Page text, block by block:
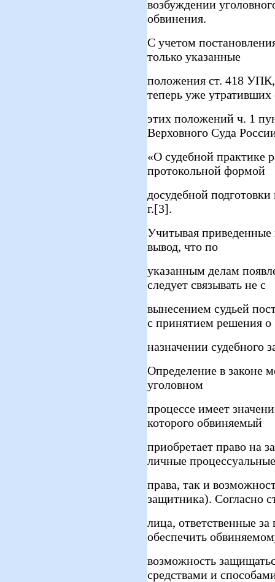
возбуждении
обвинения.
С учетом
только указанные
положения ст. 418
теперь уже утративших
этих положений ч. 1
Верховного Суда
«О судебной практике
протокольной формой
досудебной
г.[3].
Учитывая приведенные
вывод, что по
указанным делам
следует связывать не с
вынесением судьей
с принятием решения о
назначении судебного
Определение в законе
уголовном
процессе имеет
которого обвиняемый
приобретает право на
личные процессуальные
права, так и
защитника). Согласно
лица, ответственные за
обеспечить
возможность
средствами и